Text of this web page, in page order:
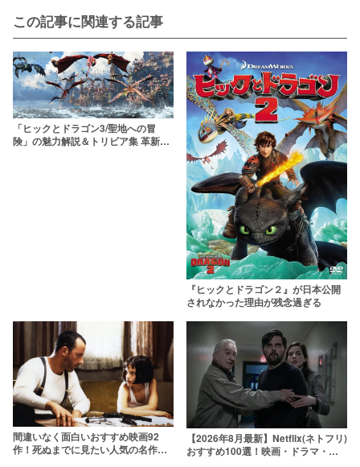
この記事に関連する記事
「ヒックとドラゴン3/聖地への冒
険」の魅力解説＆トリビア集 革新的
『ヒックとドラゴン２』が日本公開
されなかった理由が残念過ぎる
間違いなく面白いおすすめ映画92
作！死ぬまでに見たい人気の名作を
【2026年8月最新】Netflix(ネトフリ)
おすすめ100選！映画・ドラマ・ア